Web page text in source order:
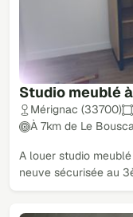
Studio meublé
Mérignac (33700)
À 7km de Le
A louer studio
neuve sécurisée au